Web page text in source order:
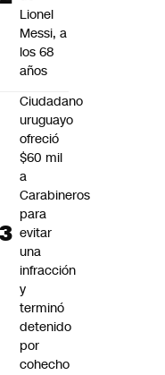
Lionel
Messi, a
los 68
años
Ciudadano
uruguayo
ofreció
$60 mil
a
Carabineros
para
evitar
una
infracción
y
terminó
detenido
por
cohecho